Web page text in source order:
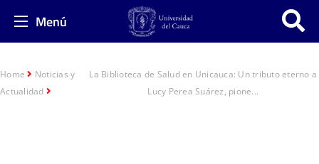
Menú
Home
Noticias y
Actualidad
La Biblioteca de Salud en Unicauca: Un tributo eterno a
Lucy Perea Suárez, pione...